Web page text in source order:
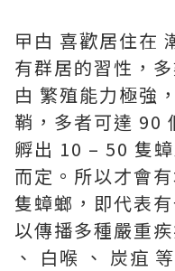
曱甴 喜歡居住在
有群居的習性，
甴 繁殖能力極強
鞘，多者可達 90
孵出 10 – 50 隻
而定。所以才會
隻蟑螂，即代表
以傳播多種嚴重
、 白喉 、 炭疽 等